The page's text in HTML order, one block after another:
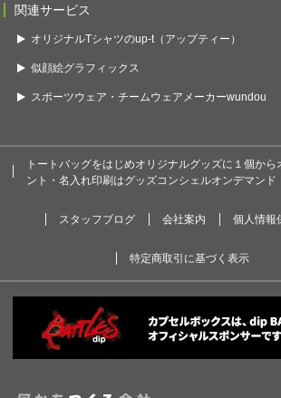
関連サービス
オリジナルTシャツのup-t（アップティー）
似顔絵グラフィックス
スポーツウェア・チームウェアメーカーwundou
トートバッグをはじめオリジナルグッズに１個から
ント・名入れ印刷はグッズコンシェルオンデマンド
スタッフブログ 会社案内 個人情報
特定商取引に基づく表示